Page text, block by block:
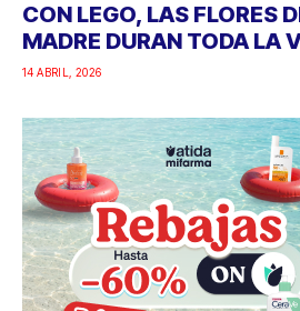
CON LEGO, LAS FLORES
MADRE DURAN TODA LA
14 ABRIL, 2026